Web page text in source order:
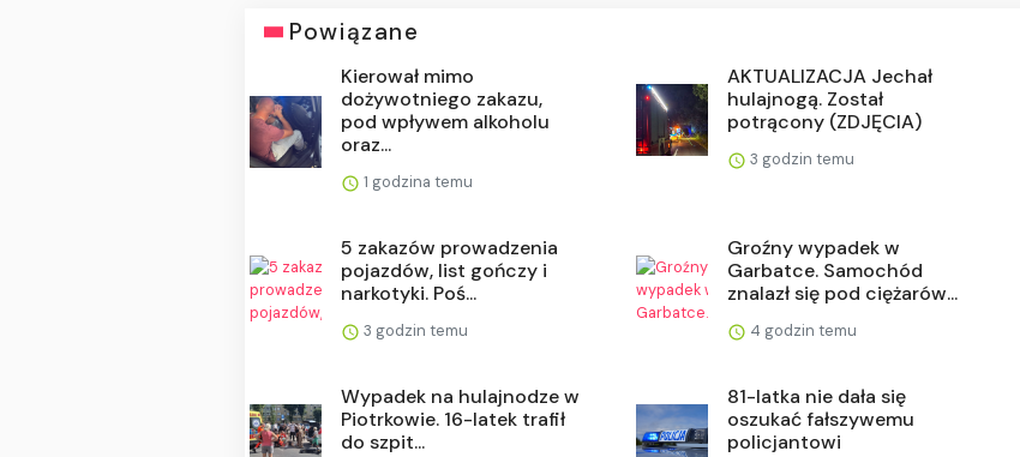
Powiązane
Kierował mimo
dożywotniego zakazu,
pod wpływem alkoholu
oraz...
1 godzina temu
AKTUALIZACJA Jechał
hulajnogą. Został
potrącony (ZDJĘCIA)
3 godzin temu
5 zakazów prowadzenia
pojazdów, list gończy i
narkotyki. Poś...
3 godzin temu
Groźny wypadek w
Garbatce. Samochód
znalazł się pod ciężarów...
4 godzin temu
Wypadek na hulajnodze w
Piotrkowie. 16-latek trafił
do szpit...
81-latka nie dała się
oszukać fałszywemu
policjantowi